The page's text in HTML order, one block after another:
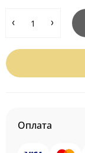
Оплата